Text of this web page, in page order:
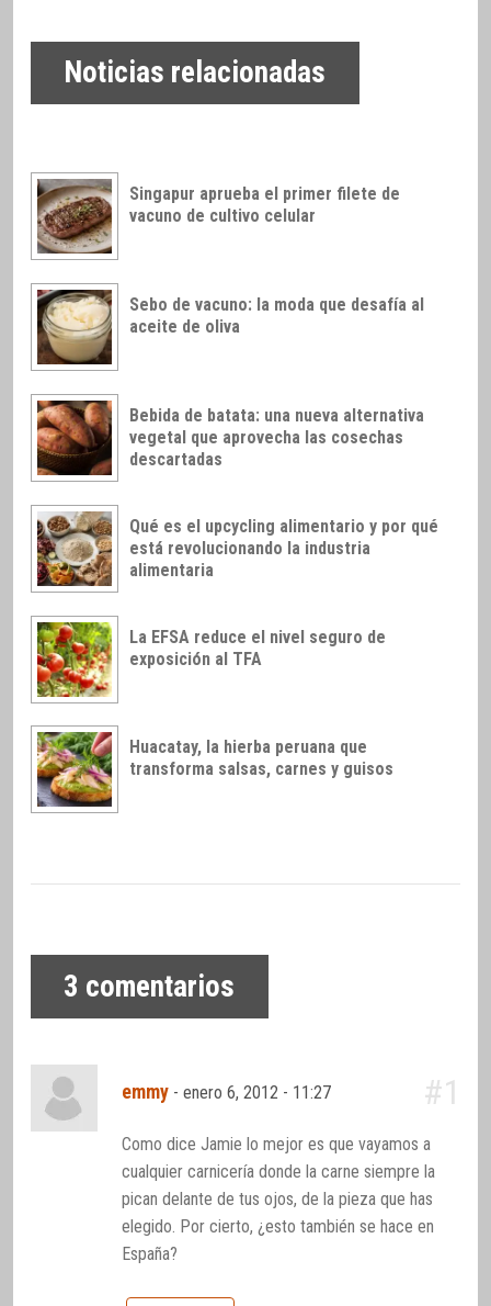
Noticias relacionadas
Singapur aprueba el primer filete de
vacuno de cultivo celular
Sebo de vacuno: la moda que desafía al
aceite de oliva
Bebida de batata: una nueva alternativa
vegetal que aprovecha las cosechas
descartadas
Qué es el upcycling alimentario y por qué
está revolucionando la industria
alimentaria
La EFSA reduce el nivel seguro de
exposición al TFA
Huacatay, la hierba peruana que
transforma salsas, carnes y guisos
3 comentarios
emmy -enero 6, 2012 - 11:27 #1
Como dice Jamie lo mejor es que vayamos a
cualquier carnicería donde la carne siempre la
pican delante de tus ojos, de la pieza que has
elegido. Por cierto, ¿esto también se hace en
España?